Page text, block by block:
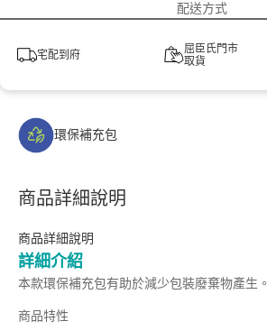
配送方式
宅配到府
屈臣氏門市
取貨
環保補充包
商品詳細說明
商品詳細說明
詳細介紹
本款環保補充包有助於減少包裝廢棄物產生。
商品特性